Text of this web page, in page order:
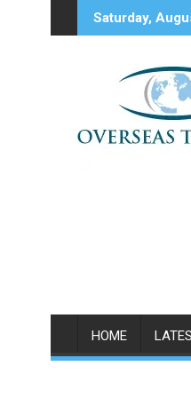
to
Saturday,
HOME